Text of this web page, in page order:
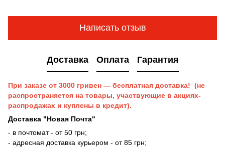
Написать отзыв
Доставка Оплата Гарантия
При заказе от 3000 гривен — бесплатная доставка! (не
распространяется на товары, участвующие в акциях-
распродажах и куплены в кредит).
Доставка "Новая Почта"
- в почтомат - от 50 грн;
- адресная доставка курьером - от 85 грн;